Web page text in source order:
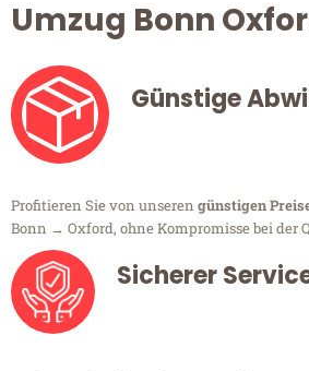
Umzug Bonn
Günstige
Profitieren Sie von unseren günstigen
Bonn → Oxford, ohne Kompromisse bei der
Sicherer